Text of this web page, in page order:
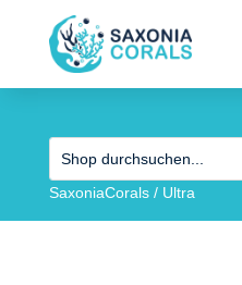
SaxoniaCorals/ Ultra